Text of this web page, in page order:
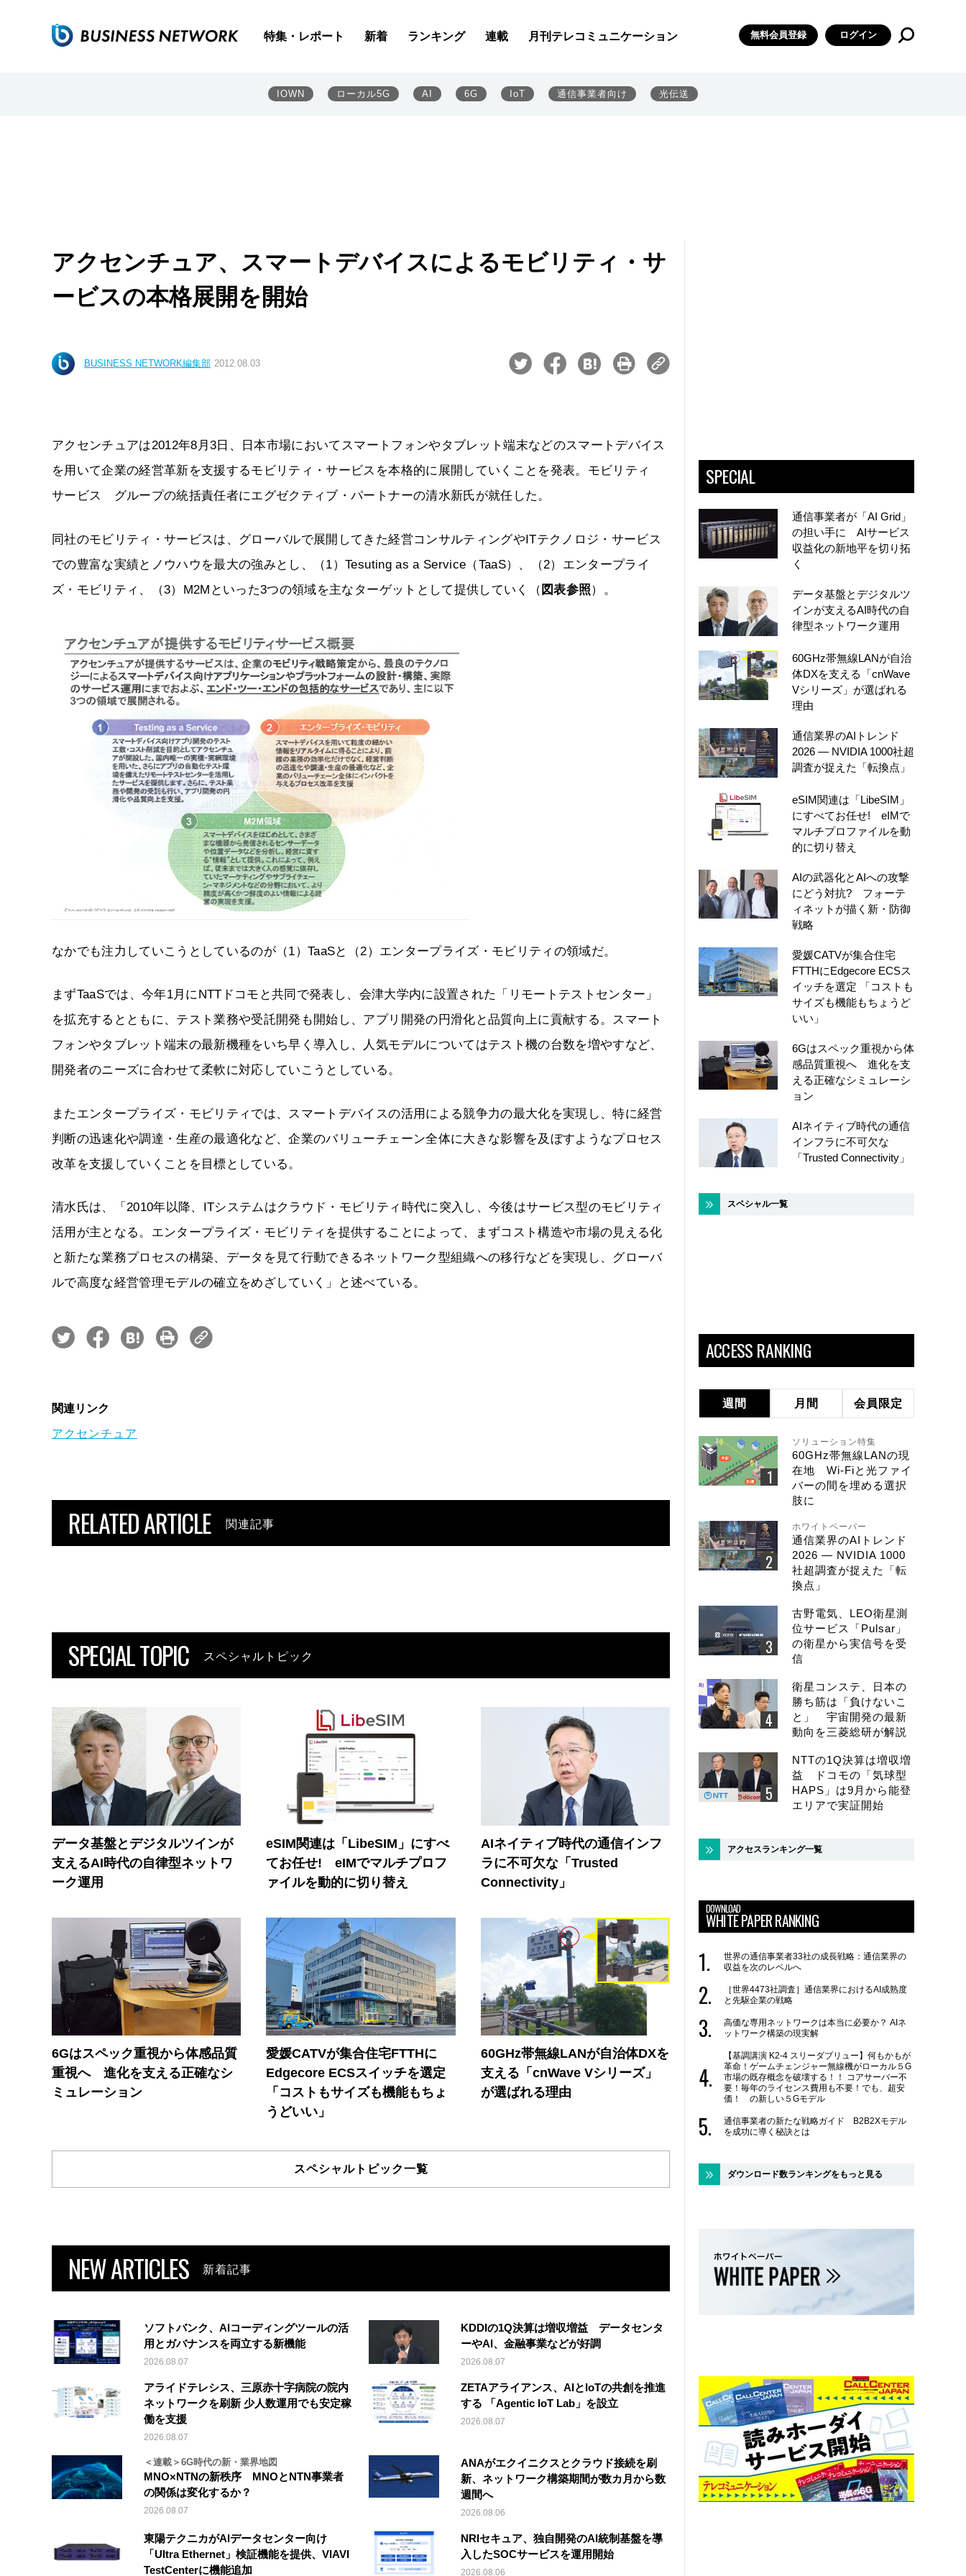
特集・レポート 新着 ランキング 連載 月刊テレコミュニケーション 無料会員登録 ログイン
IOWN ローカル5G AI 6G IoT 通信事業者向け 光伝送
アクセンチュア、スマートデバイスによるモビリティ・サ
ービスの本格展開を開始
BUSINESS NETWORK編集部 2012.08.03
アクセンチュアは2012年8月3日、日本市場においてスマートフォンやタブレット端末などのスマートデバイス
を用いて企業の経営革新を支援するモビリティ・サービスを本格的に展開していくことを発表。モビリティ
サービス グループの統括責任者にエグゼクティブ・パートナーの清水新氏が就任した。
同社のモビリティ・サービスは、グローバルで展開してきた経営コンサルティングやITテクノロジ・サービス
での豊富な実績とノウハウを最大の強みとし、（1）Tesuting as a Service（TaaS）、（2）エンタープライ
ズ・モビリティ、（3）M2Mといった3つの領域を主なターゲットとして提供していく（ 図表参照）。
なかでも注力していこうとしているのが（1）TaaSと（2）エンタープライズ・モビリティの領域だ。
まずTaaSでは、今年1月にNTTドコモと共同で発表し、会津大学内に設置された「リモートテストセンター」
を拡充するとともに、テスト業務や受託開発も開始し、アプリ開発の円滑化と品質向上に貢献する。スマート
フォンやタブレット端末の最新機種をいち早く導入し、人気モデルについてはテスト機の台数を増やすなど、
開発者のニーズに合わせて柔軟に対応していこうとしている。
またエンタープライズ・モビリティでは、スマートデバイスの活用による競争力の最大化を実現し、特に経営
判断の迅速化や調達・生産の最適化など、企業のバリューチェーン全体に大きな影響を及ぼすようなプロセス
改革を支援していくことを目標としている。
清水氏は、「2010年以降、ITシステムはクラウド・モビリティ時代に突入し、今後はサービス型のモビリティ
活用が主となる。エンタープライズ・モビリティを提供することによって、まずコスト構造や市場の見える化
と新たな業務プロセスの構築、データを見て行動できるネットワーク型組織への移行などを実現し、グローバ
ルで高度な経営管理モデルの確立をめざしていく」と述べている。
関連リンク
アクセンチュア
RELATED ARTICLE 関連記事
SPECIAL TOPIC スペシャルトピック
データ基盤とデジタルツインが
支えるAI時代の自律型ネットワ
ーク運用
eSIM関連は「LibeSIM」にすべ
てお任せ! eIMでマルチプロフ
ァイルを動的に切り替え
AIネイティブ時代の通信インフ
ラに不可欠な「Trusted
Connectivity」
6Gはスペック重視から体感品質
重視へ 進化を支える正確なシ
ミュレーション
愛媛CATVが集合住宅FTTHに
Edgecore ECSスイッチを選定
「コストもサイズも機能もちょ
うどいい」
60GHz帯無線LANが自治体DXを
支える「cnWave Vシリーズ」
が選ばれる理由
スペシャルトピック一覧
NEW ARTICLES 新着記事
ソフトバンク、AIコーディングツールの活
用とガバナンスを両立する新機能
2026.08.07
KDDIの1Q決算は増収増益 データセンタ
ーやAI、金融事業などが好調
2026.08.07
アライドテレシス、三原赤十字病院の院内
ネットワークを刷新 少人数運用でも安定稼
働を支援
2026.08.07
ZETAアライアンス、AIとIoTの共創を推進
する 「Agentic IoT Lab」を設立
2026.08.07
＜連載＞6G時代の新・業界地図
MNO×NTNの新秩序 MNOとNTN事業者
の関係は変化するか？
2026.08.07
ANAがエクイニクスとクラウド接続を刷
新、ネットワーク構築期間が数カ月から数
週間へ
2026.08.06
東陽テクニカがAIデータセンター向け
「Ultra Ethernet」検証機能を提供、VIAVI
TestCenterに機能追加
NRIセキュア、独自開発のAI統制基盤を導
入したSOCサービスを運用開始
2026.08.06
SPECIAL
通信事業者が「AI Grid」
の担い手に AIサービス
収益化の新地平を切り拓
く
データ基盤とデジタルツ
インが支えるAI時代の自
律型ネットワーク運用
60GHz帯無線LANが自治
体DXを支える「cnWave
Vシリーズ」が選ばれる
理由
通信業界のAIトレンド
2026 ― NVIDIA 1000社超
調査が捉えた「転換点」
eSIM関連は「LibeSIM」
にすべてお任せ! eIMで
マルチプロファイルを動
的に切り替え
AIの武器化とAIへの攻撃
にどう対抗? フォーテ
ィネットが描く新・防御
戦略
愛媛CATVが集合住宅
FTTHにEdgecore ECSス
イッチを選定 「コストも
サイズも機能もちょうど
いい」
6Gはスペック重視から体
感品質重視へ 進化を支
える正確なシミュレーシ
ョン
AIネイティブ時代の通信
インフラに不可欠な
「Trusted Connectivity」
スペシャル一覧
ACCESS RANKING
週間 月間 会員限定
ソリューション特集
60GHz帯無線LANの現
在地 Wi-Fiと光ファイ
バーの間を埋める選択
肢に
ホワイトペーパー
通信業界のAIトレンド
2026 ― NVIDIA 1000
社超調査が捉えた「転
換点」
古野電気、LEO衛星測
位サービス「Pulsar」
の衛星から実信号を受
信
衛星コンステ、日本の
勝ち筋は「負けないこ
と」 宇宙開発の最新
動向を三菱総研が解説
NTTの1Q決算は増収増
益 ドコモの「気球型
HAPS」は9月から能登
エリアで実証開始
アクセスランキング一覧
DOWNLOAD
WHITE PAPER RANKING
世界の通信事業者33社の成長戦略：通信業界の
収益を次のレベルへ
［世界4473社調査］通信業界におけるAI成熟度
と先駆企業の戦略
高価な専用ネットワークは本当に必要か？ AIネ
ットワーク構築の現実解
【基調講演 K2-4 スリーダブリュー】何もかもが
革命！ゲームチェンジャー無線機がローカル５G
市場の既存概念を破壊する！！ コアサーバー不
要！毎年のライセンス費用も不要！でも、超安
価！ の新しい５Gモデル
通信事業者の新たな戦略ガイド B2B2Xモデル
を成功に導く秘訣とは
ダウンロード数ランキングをもっと見る